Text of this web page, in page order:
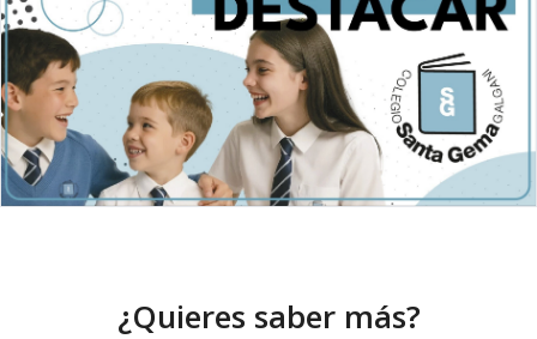
¿Quieres saber más?